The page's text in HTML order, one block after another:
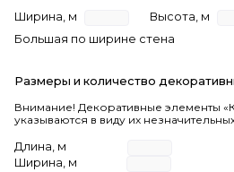
Ширина, м
Высота, м
Большая по ширине стена
Размеры и количество
Внимание! Декоративные элементы
указываются в виду их
Длина, м
Ширина, м